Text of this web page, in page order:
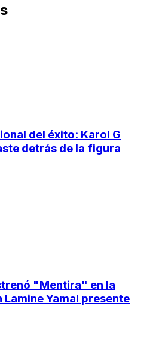
del éxito: Karol G
detrás de la figura
"Mentira" en la
Lamine Yamal presente